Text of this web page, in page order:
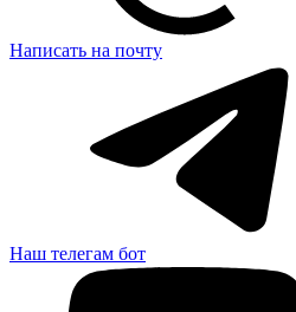
Написать на почту
Наш телегам бот